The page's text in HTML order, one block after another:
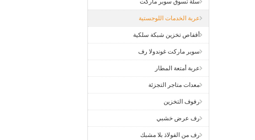
سلة تسوق سوبر ماركت
عربة الخدمات اللوجستية
أقفاص تخزين شبكة سلكية
سوبر ماركت غوندولا رف
عربة أمتعة المطار
معدات متاجر التجزئة
رفوف التخزين
رف عرض خشبي
رف من الفولاذ بلا مشبك